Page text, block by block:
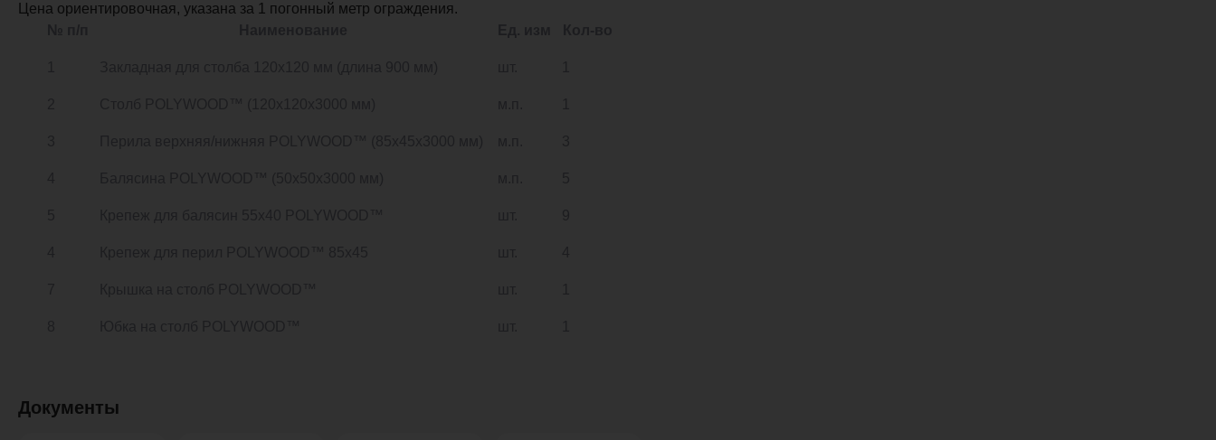
Цена ориентировочная, указана за 1 погонный метр ограждения.
Документы